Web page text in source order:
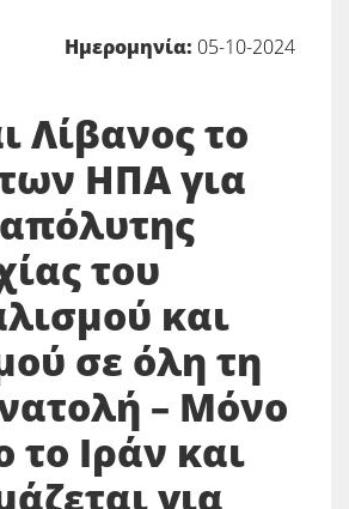
Ημερομηνία: 05-10-2024
Λίβανος το
ΗΠΑ για
του
και
σε όλη τη
– Μόνο
το Ιράν και
για